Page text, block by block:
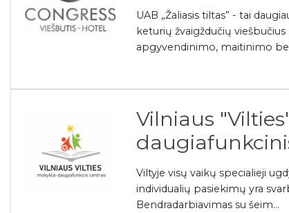
UAB „Žaliasis tiltas” - tai
keturių žvaigždučių
apgyvendinimo, maitinimo
Vilniaus
Viltyje visų vaikų specialieji
individualių pasiekimų yra
Bendradarbiavimas su šeim...